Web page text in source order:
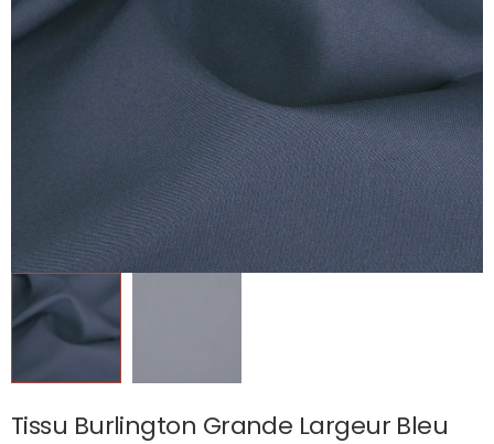
Tissu Burlington Grande Largeur Bleu